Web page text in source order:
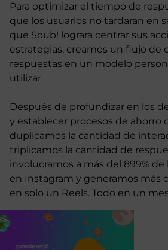
Para optimizar el tiempo de
que los usuarios no tardaran en
que Soub! lograra centrar sus
estrategias, creamos un flujo de
respuestas en un modelo
utilizar.
Después de profundizar en los
y establecer procesos de ahorro
duplicamos la cantidad de
triplicamos la cantidad de
involucramos a más del 899%
en Instagram y generamos más
en solo un Reels. Todo en un